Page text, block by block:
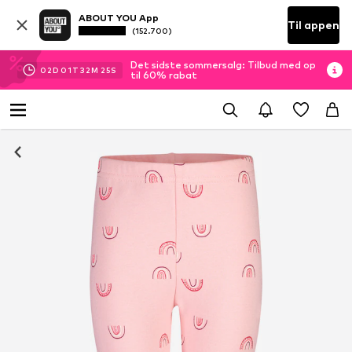
ABOUT YOU App
(152.700) Til appen
02D 01 T 32M 25S
Det sidste sommersalg: Tilbud med op
til 60% rabat